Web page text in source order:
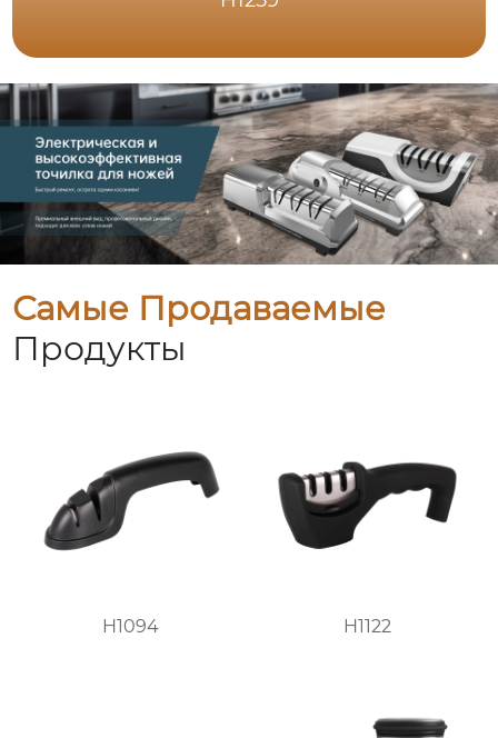
Самые Продаваемые
Продукты
H1094 H1122